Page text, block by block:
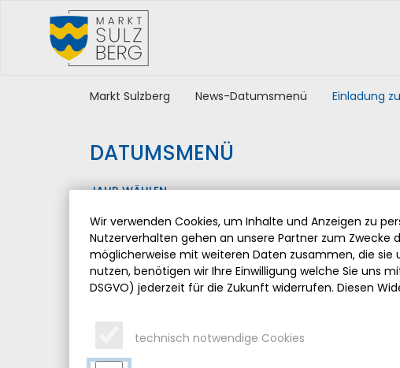
Markt Sulzberg News-Datumsmenü Einladung
DATUMSMENÜ
JAHR WÄHLEN
Wir verwenden Cookies, um Inhalte und Anzeigen zu
Nutzerverhalten gehen an unsere Partner zum Zwecke
möglicherweise mit weiteren Daten zusammen, die
nutzen, benötigen wir Ihre Einwilligung welche Sie uns
DSGVO) jederzeit für die Zukunft widerrufen. Diesen
technisch notwendige Cookies